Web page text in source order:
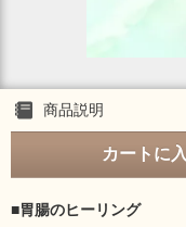
商品説明
カートに
■胃腸のヒーリング